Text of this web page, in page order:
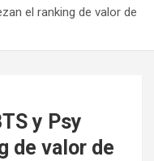
el ranking de valor de
y Psy
de valor de